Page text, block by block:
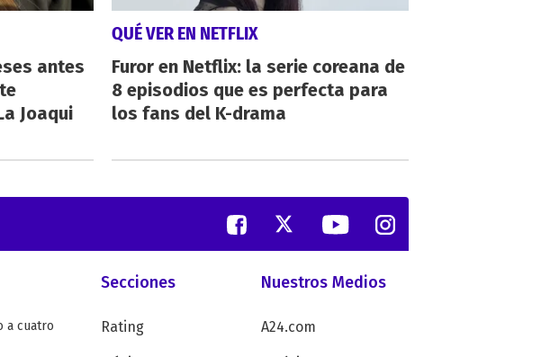
antes
Joaqui
QUÉ VER EN NETFLIX
Furor en Netflix: la serie coreana de
8 episodios que es perfecta para
los fans del K-drama
a cuatro
Secciones
Rating
Nuestros Medios
A24.com